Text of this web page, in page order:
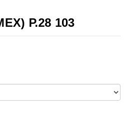
Р.28 103